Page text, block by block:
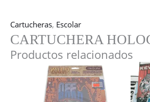
Cartucheras, Escolar
CARTUCHERA
Productos relacionados